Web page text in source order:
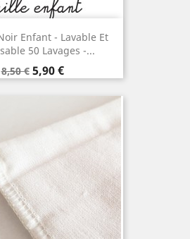
Enfant - Lavable Et
50 Lavages -...
Prix
de
8,50 € Prix
5,90 €